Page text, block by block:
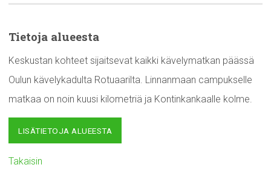
Tietoja alueesta
Keskustan kohteet sijaitsevat kaikki kävelymatkan päässä
Oulun kävelykadulta Rotuaarilta. Linnanmaan campukselle
matkaa on noin kuusi kilometriä ja Kontinkankaalle kolme.
LISÄTIETOJA ALUEESTA
Takaisin